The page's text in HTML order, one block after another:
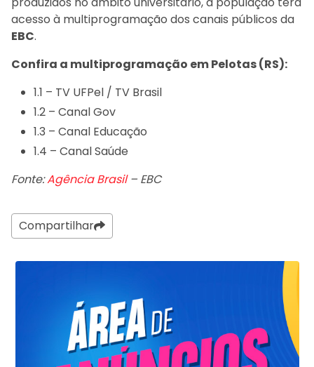
acesso à multiprogramação dos canais públicos da
EBC.
Confira a multiprogramação em Pelotas (RS):
1.1 – TV UFPel / TV Brasil
1.2 – Canal Gov
1.3 – Canal Educação
1.4 – Canal Saúde
Fonte:Agência Brasil– EBC
Compartilhar